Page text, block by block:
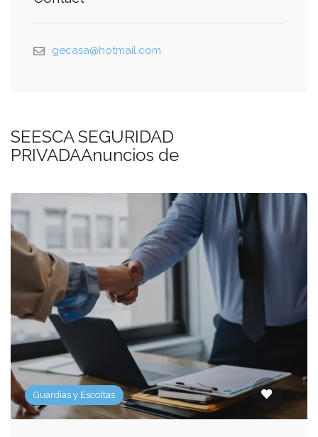
gecasa@hotmail.com
SEESCA SEGURIDAD
PRIVADAAnuncios de
Guardias y Escoltas